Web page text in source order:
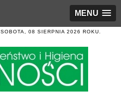
MENU
SOBOTA, 08 SIERPNIA 2026 ROKU.